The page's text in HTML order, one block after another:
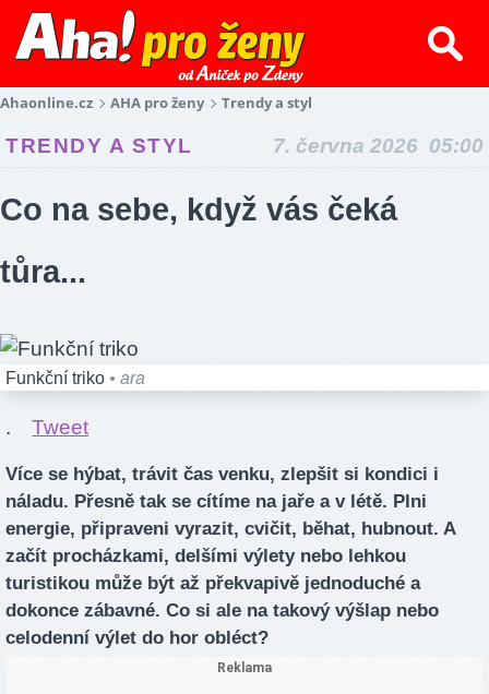
Ahaonline.cz AHA pro ženy Trendy a styl
7. června 2026 05:00
TRENDY A STYL
Co na sebe, když vás čeká
tůra...
Funkční triko • ara
. Tweet
Více se hýbat, trávit čas venku, zlepšit si kondici i
náladu. Přesně tak se cítíme na jaře a v létě. Plni
energie, připraveni vyrazit, cvičit, běhat, hubnout. A
začít procházkami, delšími výlety nebo lehkou
turistikou může být až překvapivě jednoduché a
dokonce zábavné. Co si ale na takový výšlap nebo
celodenní výlet do hor obléct?